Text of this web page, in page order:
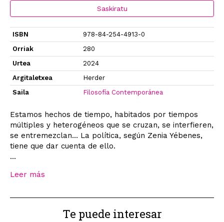
Saskiratu
ISBN
978-84-254-4913-0
Orriak
280
Urtea
2024
Argitaletxea
Herder
Saila
Filosofía Contemporánea
Estamos hechos de tiempo, habitados por tiempos
múltiples y heterogéneos que se cruzan, se interfieren,
se entremezclan… La política, según Zenia Yébenes,
tiene que dar cuenta de ello.
...
Leer más
Te puede interesar